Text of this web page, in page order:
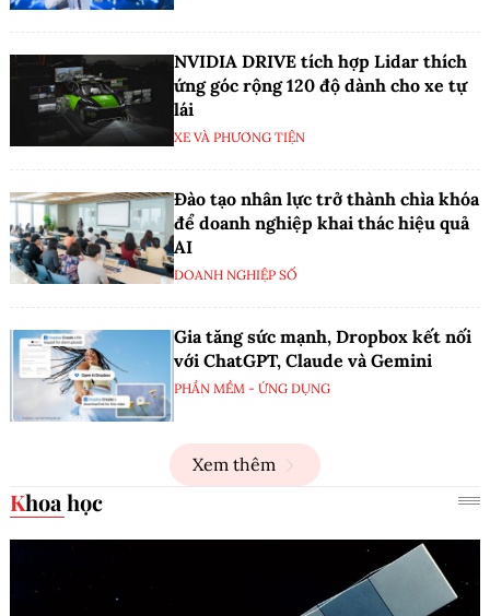
NVIDIA DRIVE tích hợp Lidar thích
ứng góc rộng 120 độ dành cho xe tự
lái
XE VÀ PHƯƠNG TIỆN
Đào tạo nhân lực trở thành chìa khóa
để doanh nghiệp khai thác hiệu quả
AI
DOANH NGHIỆP SỐ
Gia tăng sức mạnh, Dropbox kết nối
với ChatGPT, Claude và Gemini
PHẦN MỀM - ỨNG DỤNG
Xem thêm
Khoa học